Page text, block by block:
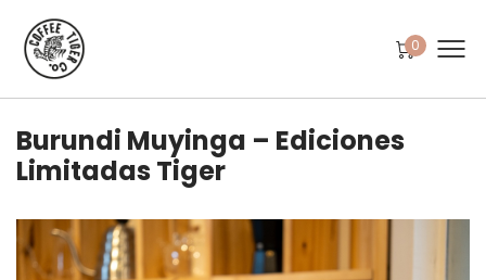
0
Burundi Muyinga – Ediciones
Limitadas Tiger